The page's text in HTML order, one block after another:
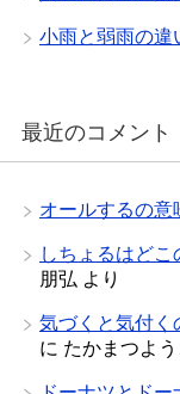
小雨と弱雨の違
最近のコメント
オールするの意
しちょるはど
朋弘 より
気づくと気付く
に たかまつよう